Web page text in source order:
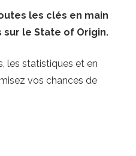
les clés en main
le State of Origin.
les statistiques et en
vos chances de